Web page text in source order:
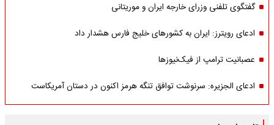
گفتگوی تلفنی وزرای خارجه ایران و موریتانی
ادعای رویترز: ایران به کشورهای خلیج فارس هشدار داد
عصبانیت ترامپ از فیک‌نیوزها
ادعای الجزیره: سرنوشت توافق تنگه هرمز اکنون در دستان آمریکاست